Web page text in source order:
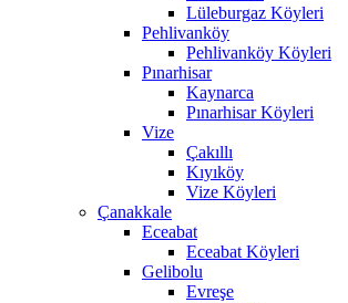
Lüleburgaz Köyleri
Pehlivanköy
Pehlivanköy Köyleri
Pınarhisar
Kaynarca
Pınarhisar Köyleri
Vize
Çakıllı
Kıyıköy
Vize Köyleri
Çanakkale
Eceabat
Eceabat Köyleri
Gelibolu
Evreşe